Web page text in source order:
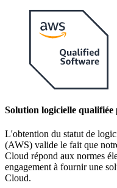
Solution logicielle qualifiée
L'obtention du statut de
(AWS) valide le fait que
Cloud répond aux normes
engagement à fournir une
Cloud.